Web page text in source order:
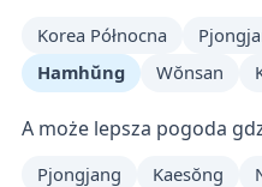
Korea Północna
Hamhŭng
Wŏnsan
A może lepsza pogoda
Pjongjang Kaesŏng